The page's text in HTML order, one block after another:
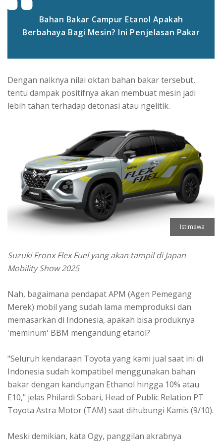
Bahan Bakar Campur Etanol Apakah
Berbahaya Bagi Mesin? Ini Penjelasan Pakar
Dengan naiknya nilai oktan bahan bakar tersebut,
tentu dampak positifnya akan membuat mesin jadi
lebih tahan terhadap detonasi atau ngelitik.
Istimewa
Suzuki Fronx Flex Fuel yang akan tampil di Japan
Mobility Show 2025
Nah, bagaimana pendapat APM (Agen Pemegang
Merek) mobil yang sudah lama memproduksi dan
memasarkan di Indonesia, apakah bisa produknya
'meminum' BBM mengandung etanol?
"Seluruh kendaraan Toyota yang kami jual saat ini di
Indonesia sudah kompatibel menggunakan bahan
bakar dengan kandungan Ethanol hingga 10% atau
E10," jelas Philardi Sobari, Head of Public Relation PT
Toyota Astra Motor (TAM) saat dihubungi Kamis (9/10).
Meski demikian, kata Ogy, panggilan akrabnya